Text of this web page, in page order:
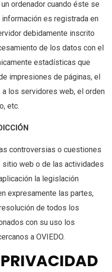
ordenador cuando éste se
es registrada en
debidamente inscrito
de los datos con el
estadísticas que
impresiones de páginas, el
los servidores web, el orden
etc.
controversias o cuestiones
web o de las actividades
la legislación
expresamente las partes,
de todos los
con su uso los
a OVIEDO.